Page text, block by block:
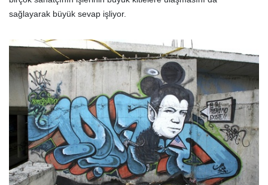
sağlayarak büyük sevap işliyor.